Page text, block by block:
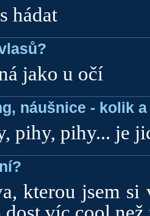
hádat
jako u očí
náušnice - kolik
pihy, pihy... je
kterou jsem